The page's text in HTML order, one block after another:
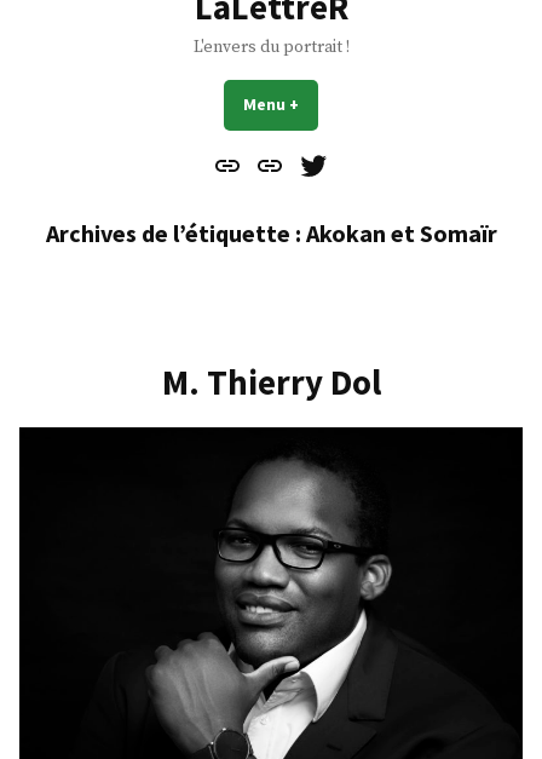
L'envers du portrait !
Menu +
Contact
À
Mes
Archives de l’étiquette : Akokan et Somaïr
M. Thierry Dol